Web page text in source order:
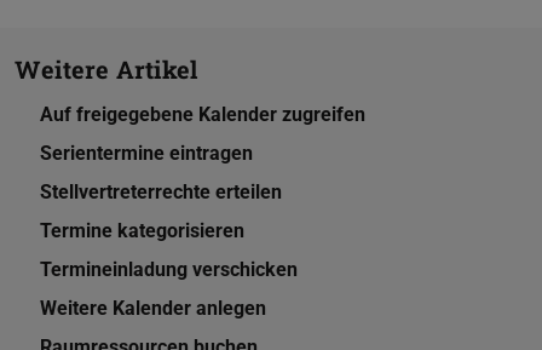
Weitere Artikel
Auf freigegebene Kalender zugreifen
Serientermine eintragen
Stellvertreterrechte erteilen
Termine kategorisieren
Termineinladung verschicken
Weitere Kalender anlegen